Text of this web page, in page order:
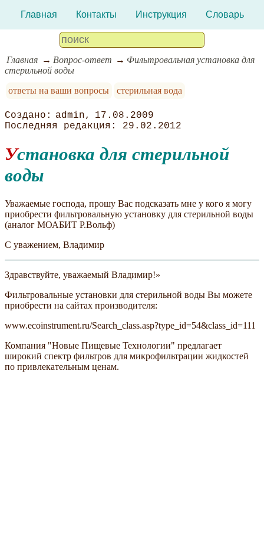
Главная Контакты Инструкция Словарь
Главная Вопрос-ответ
Фильтровальная установка для
стерильной воды
ответы на ваши вопросы
стерильная вода
admin
17.08.2009
29.02.2012
Установка для стерильной
воды
Уважаемые господа, прошу Вас подсказать мне у кого я могу
приобрести фильтровальную установку для стерильной воды
(аналог МОАБИТ Р.Вольф)
С уважением, Владимир
Здравствуйте, уважаемый Владимир!»
Фильтровальные установки для стерильной воды Вы можете
приобрести на сайтах производителя:
www.ecoinstrument.ru/Search_class.asp?type_id=54&class_id=111
Компания "Новые Пищевые Технологии" предлагает
широкий спектр фильтров для микрофильтрации жидкостей
по привлекательным ценам.